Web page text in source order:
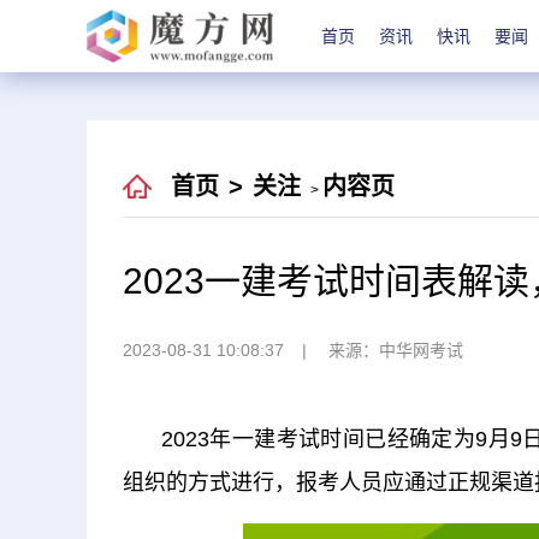
首页 资讯 快讯 要闻
首页 > 关注 > 内容页
2023一建考试时间表解
2023-08-31 10:08:37 来源：中华网考试
2023年一建考试时间已经确定为9月9
组织的方式进行，报考人员应通过正规渠